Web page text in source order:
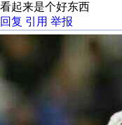
看起来是个好东西
回复 引用 举报